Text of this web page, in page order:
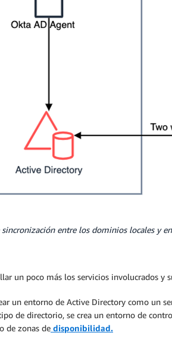
entre los dominios locales y
un poco más los servicios involucrados y
un entorno de Active Directory como un
de directorio, se crea un entorno de
de zonas de disponibilidad.